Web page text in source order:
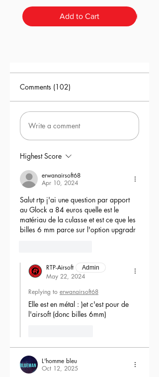
Add to Cart
Comments (102)
Write a comment
Highest Score
erwanairsoft68
Apr 10, 2024
Salut rtp j'ai une question par apport
au Glock a 84 euros quelle est le
matériau de la culasse et est ce que les
billes 6 mm parce sur l'option upgradr
RTP-Airsoft Admin
May 22, 2024
Replying to erwanairsoft68
Elle est en métal : )et c'est pour de
l'airsoft (donc billes 6mm)
L'homme bleu
Oct 12, 2025